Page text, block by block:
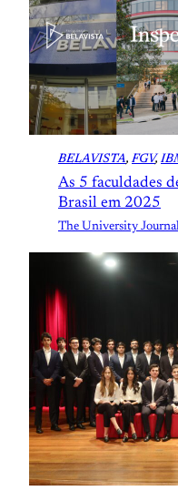
BELAVISTA, FGV,
As 5 faculdades
Brasil em 2025
The University